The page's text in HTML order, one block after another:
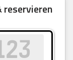
reservieren